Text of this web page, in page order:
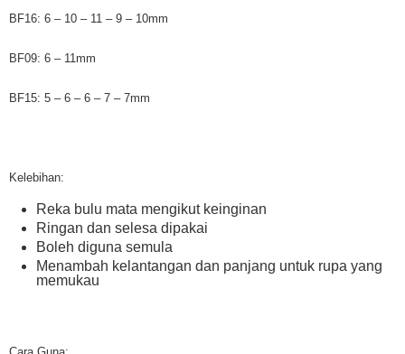
BF16: 6 – 10 – 11 – 9 – 10mm
BF09: 6 – 11mm
BF15: 5 – 6 – 6 – 7 – 7mm
Kelebihan:
Reka bulu mata mengikut keinginan
Ringan dan selesa dipakai
Boleh diguna semula
Menambah kelantangan dan panjang untuk rupa yang
memukau